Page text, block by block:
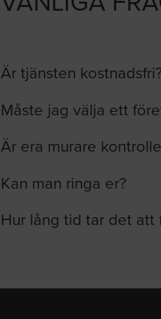
Är tjänsten
Måste jag välja ett
Är era murare
Kan man ringa er?
Hur lång tid tar det att